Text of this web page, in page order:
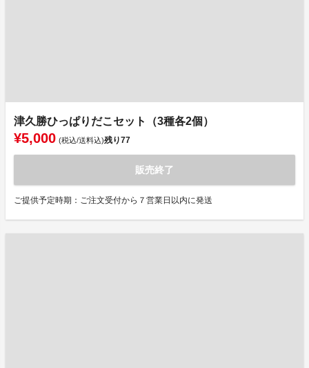
津久勝ひっぱりだこセット（3種各2個）
¥5,000 (税込/送料込)残り77
販売終了
ご提供予定時期：ご注文受付から７営業日以内に発送